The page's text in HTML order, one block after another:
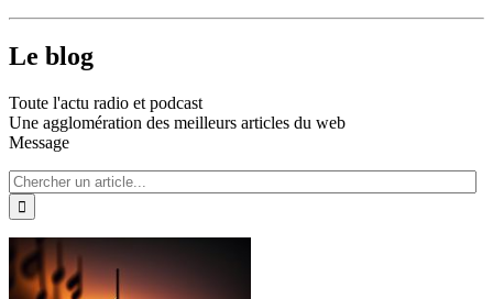
Le blog
Toute l'actu radio et podcast
Une agglomération des meilleurs articles du web
Message